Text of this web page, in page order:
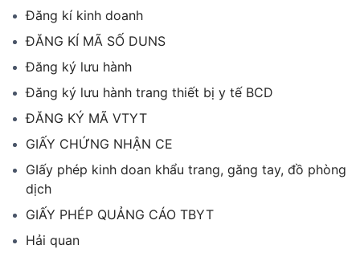
Đăng kí kinh doanh
ĐĂNG KÍ MÃ SỐ DUNS
Đăng ký lưu hành
Đăng ký lưu hành trang thiết bị y tế BCD
ĐĂNG KÝ MÃ VTYT
GIẤY CHỨNG NHẬN CE
GIấy phép kinh doan khẩu trang, găng tay, đồ phòng
dịch
GIẤY PHÉP QUẢNG CÁO TBYT
Hải quan